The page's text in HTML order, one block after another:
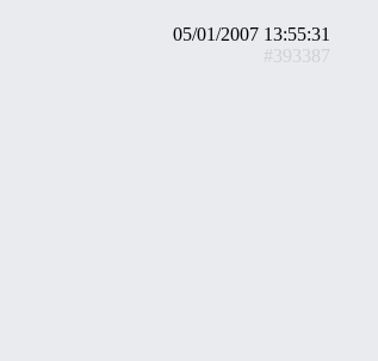
05/01/2007 13:55:31
#393387